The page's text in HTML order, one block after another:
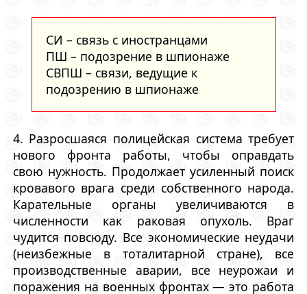
СИ – связь с иностранцами
ПШ – подозрение в шпионаже
СВПШ – связи, ведущие к
подозрению в шпионаже
4. Разросшаяся полицейская система требует
нового фронта работы, чтобы оправдать
свою нужность. Продолжает усиленный поиск
кровавого врага среди собственного народа.
Карательные органы увеличиваются в
численности как раковая опухоль. Враг
чудится повсюду. Все экономические неудачи
(неизбежные в тоталитарной стране), все
производственные аварии, все неурожаи и
поражения на военных фронтах — это работа